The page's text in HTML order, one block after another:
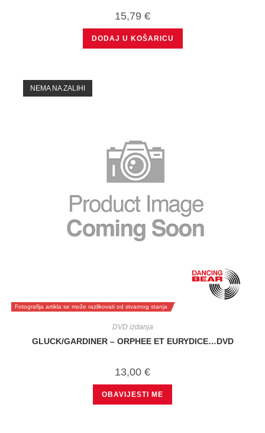
15,79 €
DODAJ U KOŠARICU
Fotografija artikla se može razlikovati od stvarnog stanja
NEMA NA ZALIHI
DVD izdanja
GLUCK/GARDINER – ORPHEE ET EURYDICE…DVD
13,00 €
OBAVIJESTI ME